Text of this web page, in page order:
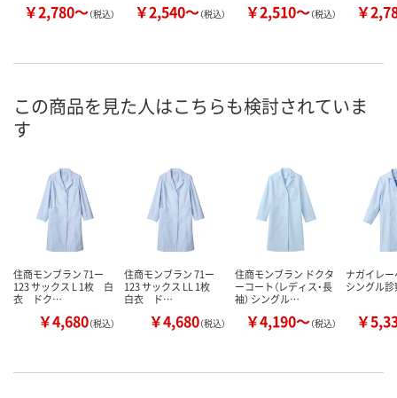
￥2,780～（税込） ￥2,540～（税込） ￥2,510～（税込） ￥
この商品を見た人はこちらも検討されていま
す
住商モンブラン 71ー
123 サックス L 1枚 白
衣 ドク…
￥4,680（税込）
住商モンブラン 71ー
123 サックス LL 1枚
白衣 ド…
￥4,680（税込）
住商モンブラン ドクタ
ーコート（レディス・長
袖） シングル…
￥4,190～（税込）
ナガイレ
シングル
￥